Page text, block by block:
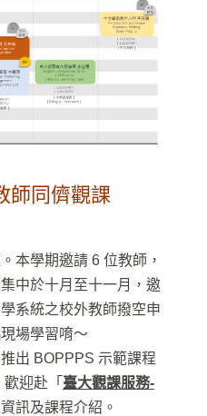
師同儕觀課
本學期邀請 6 位教師，
中於十月至十一月，邀
系統之校外教師撥空申
場學習唷～
出 BOPPPS 示範課程
迎赴「 臺大觀課服務-
訊及課程介紹。